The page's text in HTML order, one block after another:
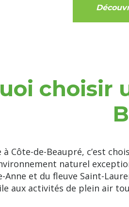
choisir
Côte-de-Beaupré, c’est
naturel
et du fleuve Saint-
aux activités de plein air